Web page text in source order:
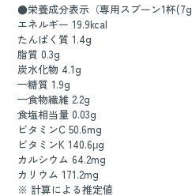
●栄養成分表示（専用スプーン1杯
エネルギー 19.9kcal
たんぱく質 1.4g
脂質 0.3g
炭水化物 4.1g
—糖質 1.9g
—食物繊維 2.2g
食塩相当量 0.03g
ビタミンC 50.6mg
ビタミンK 140.6μg
カルシウム 64.2mg
カリウム 171.2mg
※ 計算による推定値